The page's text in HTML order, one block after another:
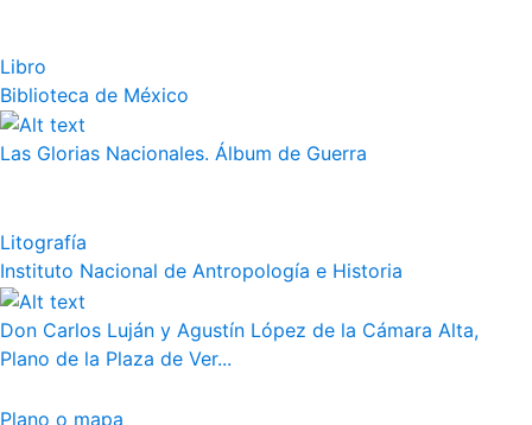
Libro
Biblioteca de México
Las Glorias Nacionales. Álbum de Guerra
Litografía
Instituto Nacional de Antropología e Historia
Don Carlos Luján y Agustín López de la Cámara Alta,
Plano de la Plaza de Ver...
Plano o mapa